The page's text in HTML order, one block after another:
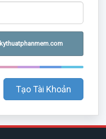
kythuatphanmem.com
Tạo Tài Khoản